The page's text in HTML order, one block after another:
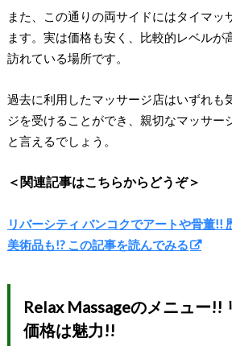
また、この通りの両サイドにはタイマッ
ます。実は価格も安く、比較的レベルが
訪れている場所です。
過去に利用したマッサージ店はいずれも
ジを受けることができ、親切なマッサー
と言えるでしょう。
＜関連記事はこちらからどうぞ＞
リバーシティ バンコクでアートや骨董!!
美術品も!? この記事を読んでみる
Relax Massageのメニュー!!
価格は魅力!!